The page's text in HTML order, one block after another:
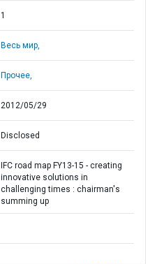
1
Весь мир,
Прочее,
2012/05/29
Disclosed
IFC road map FY13-15 - creating
innovative solutions in
challenging times : chairman's
summing up